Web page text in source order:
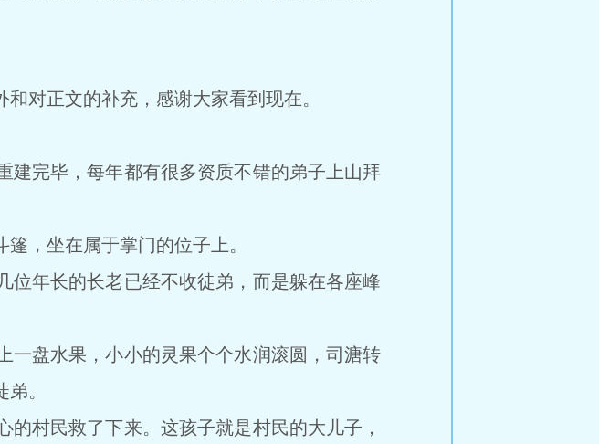
正文的补充，感谢大家看到现在。
完毕，每年都有很多资质不错的弟子上山拜
，坐在属于掌门的位子上。
年长的长老已经不收徒弟，而是躲在各座峰
盘水果，小小的灵果个个水润滚圆，司溏转
。
村民救了下来。这孩子就是村民的大儿子，